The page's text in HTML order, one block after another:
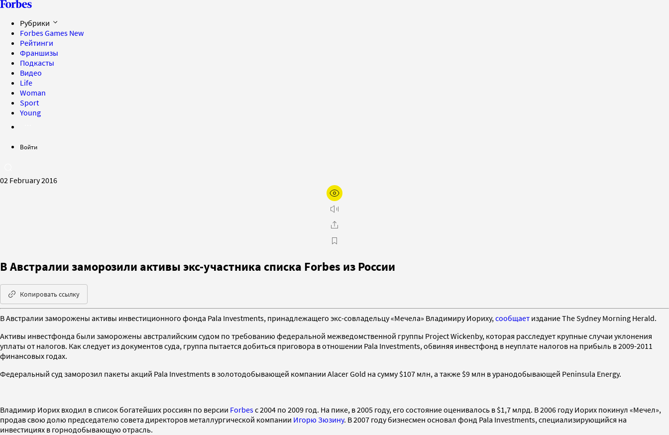
Рубрики
Forbes Games New
Рейтинги
Франшизы
Подкасты
Видео
Life
Woman
Sport
Young
Войти
02 February 2016
В Австралии заморозили активы экс-участника списка Forbes из России
Копировать ссылку
В Австралии заморожены активы инвестиционного фонда Pala Investments, принадлежащего экс-совладельцу «Мечела» Владимиру Иориху, сообщает издание The Sydney Morning Herald.
Активы инвестфонда были заморожены австралийским судом по требованию федеральной межведомственной группы Project Wickenby, которая расследует крупные случаи уклонения
уплаты от налогов. Как следует из документов суда, группа пытается добиться приговора в отношении Pala Investments, обвиняя инвестфонд в неуплате налогов на прибыль в 2009-2011
финансовых годах.
Федеральный суд заморозил пакеты акций Pala Investments в золотодобывающей компании Alacer Gold на сумму $107 млн, а также $9 млн в уранодобывающей Peninsula Energy.
Владимир Иорих входил в список богатейших россиян по версии Forbesc 2004 по 2009 год. На пике, в 2005 году, его состояние оценивалось в $1,7 млрд. В 2006 году Иорих покинул «Мечел»,
продав свою долю председателю совета директоров металлургической компании Игорю Зюзину. В 2007 году бизнесмен основал фонд Pala Investments, специализирующийся на
инвестициях в горнодобывающую отрасль.